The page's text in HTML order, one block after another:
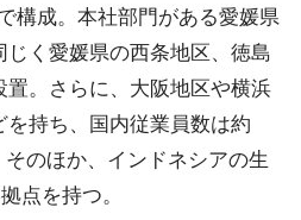
構成。本社部門がある愛媛県
く愛媛県の西条地区、徳島
。さらに、大阪地区や横浜
持ち、国内従業員数は約
のほか、インドネシアの生
点を持つ。